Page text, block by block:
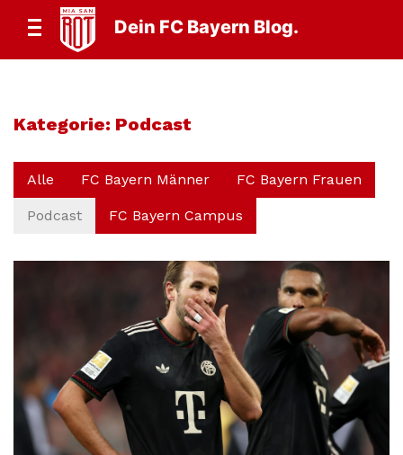
Dein FC Bayern Blog.
Kategorie: Podcast
Alle FC Bayern Männer FC Bayern Frauen
Podcast FC Bayern Campus